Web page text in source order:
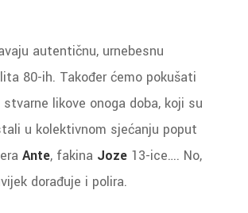
autentičnu, urnebesnu
80-ih. Također ćemo pokušati
likove onoga doba, koji su
u kolektivnom sjećanju poput
Ante, fakina Joze 13-ice…. No,
dorađuje i polira.